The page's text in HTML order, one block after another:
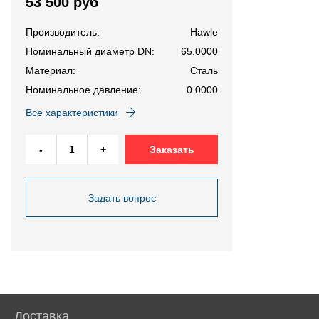
Производитель:
Hawle
Номинальный диаметр DN:
65.0000
Материал:
Сталь
Номинальное давление:
0.0000
Все характеристики
- + Заказать
Задать вопрос
Доставка